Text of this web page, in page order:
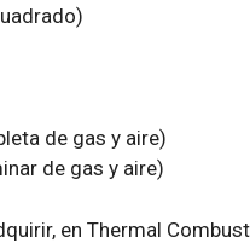
de gas y aire)
de gas y aire)
en Thermal